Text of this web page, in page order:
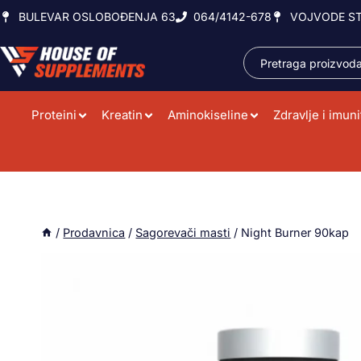
BULEVAR OSLOBOĐENJA 63 064/4142-678 VOJVODE
Proteini Kreatin Aminokiseline Zdravlje i
/ Prodavnica / Sagorevači masti / Night Burner 90kap